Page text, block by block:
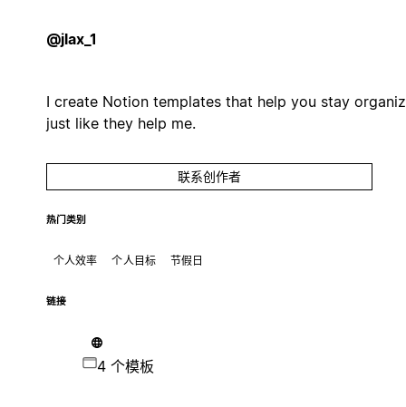
@jlax_1
I create Notion templates that help you stay
just like they help me.
联系创作者
热门类别
个人效率 个人目标 节假日
链接
4 个模板